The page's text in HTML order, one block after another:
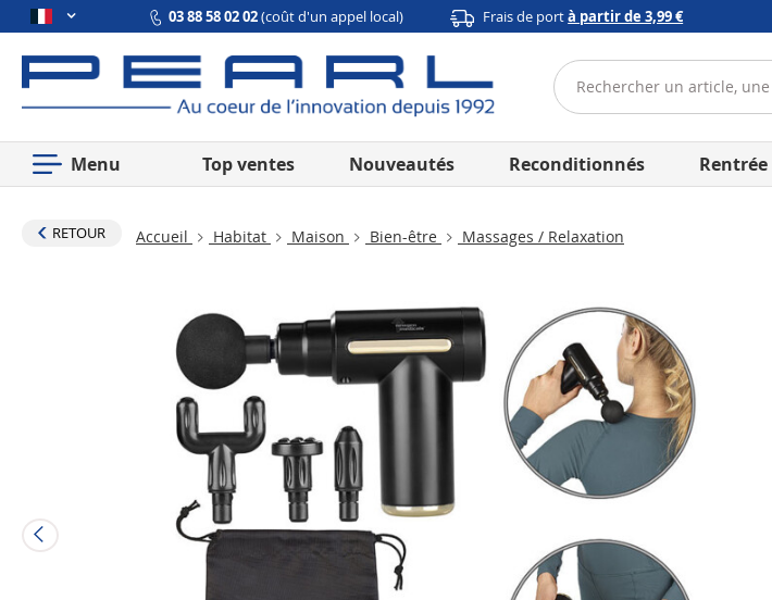
03 88 58 02 02(coût d'un appel local) Frais de portà partir de 3,99 €
Menu Top ventes Nouveautés Reconditionnés Rentrée
RETOUR Accueil Habitat Maison Bien-être Massages / Relaxation